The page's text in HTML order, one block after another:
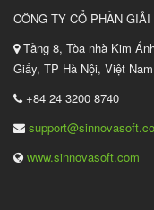
CÔNG TY CỔ PHẦN
Tầng 8, Tòa nhà Kim
Giấy, TP Hà Nội, Việt Nam
+84 24 3200 8740
www.sinnovasoft.com